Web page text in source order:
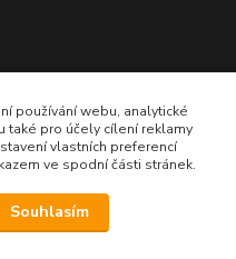
731 077 869
používání webu, analytické
také pro účely cílení reklamy
vlastních preferencí
ve spodní části stránek.
Souhlasím